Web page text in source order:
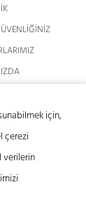
için,
çerezi
verilerin